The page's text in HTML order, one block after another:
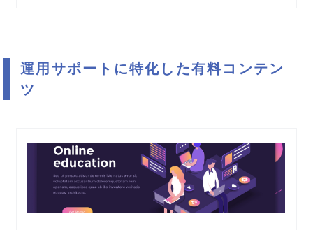
運用サポートに特化した有料コンテン
ツ